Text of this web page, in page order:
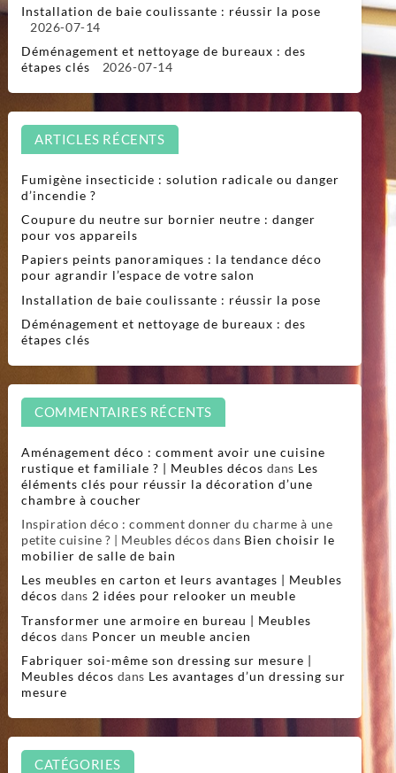
Installation de baie coulissante : réussir la pose
2026-07-14
Déménagement et nettoyage de bureaux : des
étapes clés
2026-07-14
ARTICLES RÉCENTS
Fumigène insecticide : solution radicale ou danger
d’incendie ?
Coupure du neutre sur bornier neutre : danger
pour vos appareils
Papiers peints panoramiques : la tendance déco
pour agrandir l’espace de votre salon
Installation de baie coulissante : réussir la pose
Déménagement et nettoyage de bureaux : des
étapes clés
COMMENTAIRES RÉCENTS
Aménagement déco : comment avoir une cuisine
rustique et familiale ? | Meubles décos dans Les
éléments clés pour réussir la décoration d’une
chambre à coucher
Inspiration déco : comment donner du charme à une
petite cuisine ? | Meubles décos dans Bien choisir le
mobilier de salle de bain
Les meubles en carton et leurs avantages | Meubles
décos dans 2 idées pour relooker un meuble
Transformer une armoire en bureau | Meubles
décos dans Poncer un meuble ancien
Fabriquer soi-même son dressing sur mesure |
Meubles décos dans Les avantages d’un dressing sur
mesure
CATÉGORIES